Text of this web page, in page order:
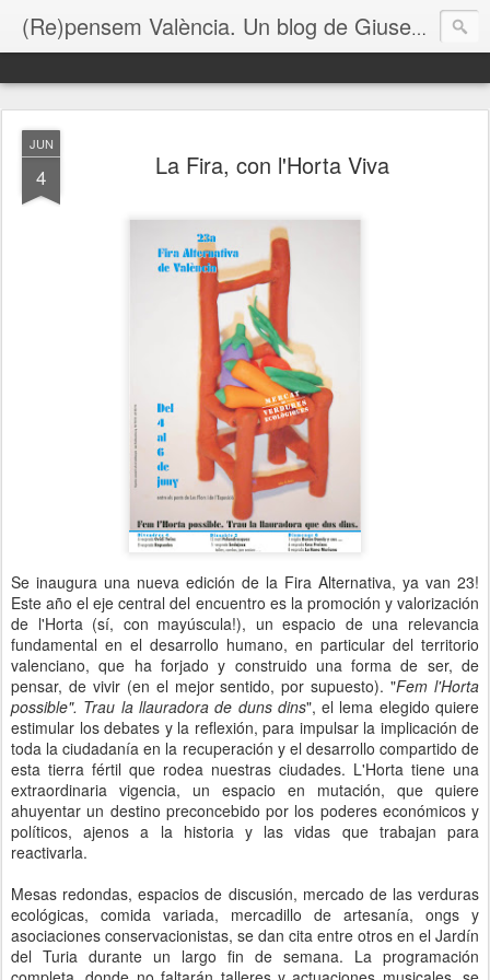
(Re)pensem València. Un blog de Giuseppe Grezzi
JUN
4 La Fira, con l'Horta Viva
Se inaugura una nueva edición de la Fira Alternativa, ya van 23!
Este año el eje central del encuentro es la promoción y valorización
de l'Horta (sí, con mayúscula!), un espacio de una relevancia
fundamental en el desarrollo humano, en particular del territorio
valenciano, que ha forjado y construido una forma de ser, de
pensar, de vivir (en el mejor sentido, por supuesto). "Fem l'Horta
possible". Trau la llauradora de duns dins", el lema elegido quiere
estimular los debates y la reflexión, para impulsar la implicación de
toda la ciudadanía en la recuperación y el desarrollo compartido de
esta tierra fértil que rodea nuestras ciudades. L'Horta tiene una
extraordinaria vigencia, un espacio en mutación, que quiere
ahuyentar un destino preconcebido por los poderes económicos y
políticos, ajenos a la historia y las vidas que trabajan para
reactivarla.
Mesas redondas, espacios de discusión, mercado de las verduras
ecológicas, comida variada, mercadillo de artesanía, ongs y
asociaciones conservacionistas, se dan cita entre otros en el Jardín
del Turia durante un largo fin de semana. La programación